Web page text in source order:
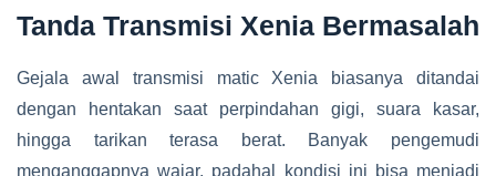
Tanda Transmisi Xenia Bermasalah
Gejala awal transmisi matic Xenia biasanya ditandai
dengan hentakan saat perpindahan gigi, suara kasar,
hingga tarikan terasa berat. Banyak pengemudi
menganggapnya wajar, padahal kondisi ini bisa menjadi